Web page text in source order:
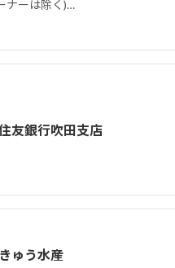
ナーは除く)…
友銀行吹田支店
ゅう水産